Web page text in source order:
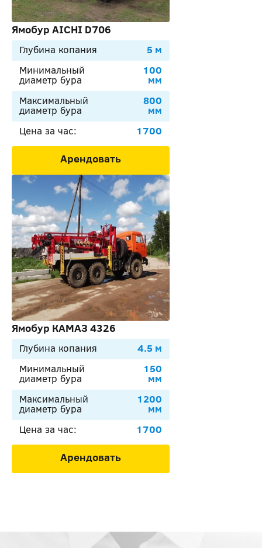
Ямобур AICHI D706
Глубина копания
5 м
Минимальный
диаметр бура
100
мм
Максимальный
диаметр бура
800
мм
Цена за час:
1700
Арендовать
Ямобур КАМАЗ 4326
Глубина копания
4.5 м
Минимальный
диаметр бура
150
мм
Максимальный
диаметр бура
1200
мм
Цена за час:
1700
Арендовать